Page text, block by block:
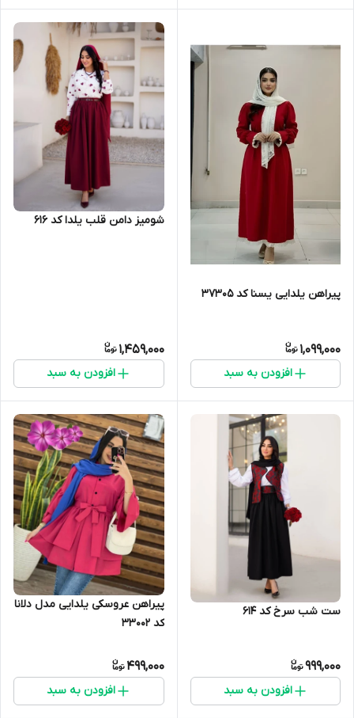
پیراهن یلدایی یسنا کد 37305
1,099,000
افزودن به سبد
شومیز دامن قلب یلدا کد 616
1,459,000
افزودن به سبد
ست شب سرخ کد 614
999,000
افزودن به سبد
پیراهن عروسکی یلدایی مدل دلانا
کد 33002
499,000
افزودن به سبد